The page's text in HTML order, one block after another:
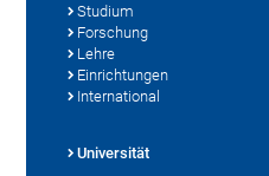
Studium
Forschung
Lehre
Einrichtungen
International
Universität